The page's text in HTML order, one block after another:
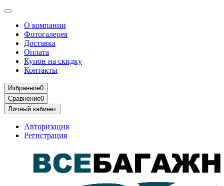
О компании
Фотогалерея
Доставка
Оплата
Купон на скидку
Контакты
Избранное0
Сравнение0
Личный кабинет
Авторизация
Регистрация